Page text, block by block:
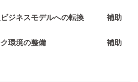
ジネスモデルへの転換 補助
ーク環境の整備 補助